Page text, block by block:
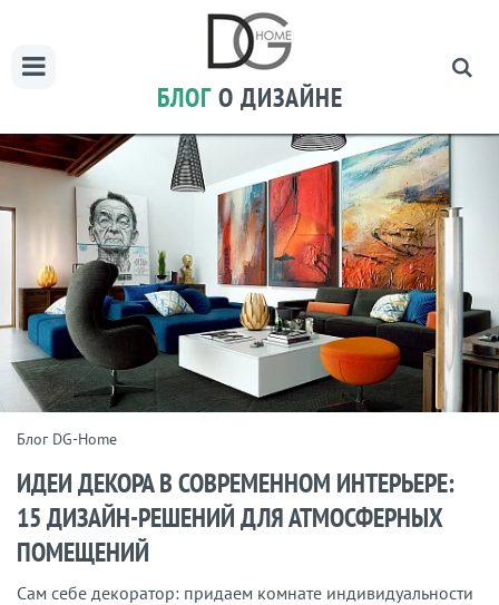
БЛОГ О ДИЗАЙНЕ
Блог DG-Home
ИДЕИ ДЕКОРА В СОВРЕМЕННОМ ИНТЕРЬЕРЕ:
15 ДИЗАЙН-РЕШЕНИЙ ДЛЯ АТМОСФЕРНЫХ
ПОМЕЩЕНИЙ
Сам себе декоратор: придаем комнате индивидуальности